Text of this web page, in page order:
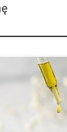
obecnie najbardziej
decydujące dla
największa